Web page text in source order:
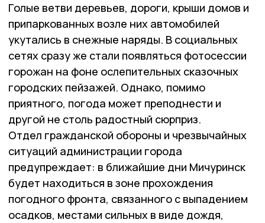
Голые ветви деревьев, дороги, крыши домов и
припаркованных возле них автомобилей
укутались в снежные наряды. В социальных
сетях сразу же стали появляться фотосессии
горожан на фоне ослепительных сказочных
городских пейзажей. Однако, помимо
приятного, погода может преподнести и
другой не столь радостный сюрприз.
Отдел гражданской обороны и чрезвычайных
ситуаций администрации города
предупреждает: в ближайшие дни Мичуринск
будет находиться в зоне прохождения
погодного фронта, связанного с выпадением
осадков, местами сильных в виде дождя,